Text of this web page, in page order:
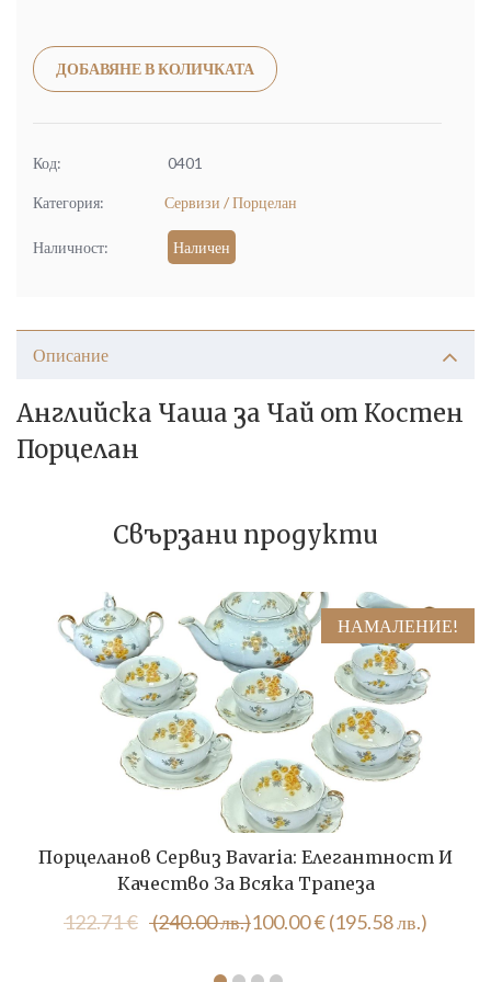
ДОБАВЯНЕ В КОЛИЧКАТА
Код: 0401
Категория: Сервизи / Порцелан
Наличност: Наличен
Описание
Английска Чаша за Чай от Костен
Порцелан
Свързани продукти
НАМАЛЕНИЕ!
Порцеланов Сервиз Bavaria: Елегантност И
Качество За Всяка Трапеза
122.71€ (240.00 лв.)Original
100.00€(195.58 лв.)
Текущата